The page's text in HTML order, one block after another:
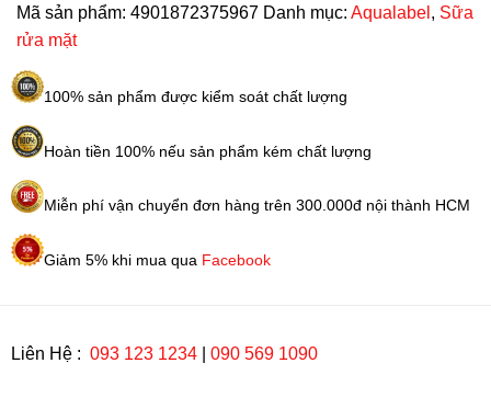
Bản
số
Mã sản phẩm: 4901872375967 Danh mục: Aqualabel , Sữa
rửa mặt
100% sản phẩm được kiểm soát chất lượng
Hoàn tiền 100% nếu sản phẩm kém chất lượng
Miễn phí vận chuyển đơn hàng trên 300.000đ nội thành HCM
Giảm 5% khi mua qua Facebook
Liên Hệ : 093 123 1234 090 569 1090